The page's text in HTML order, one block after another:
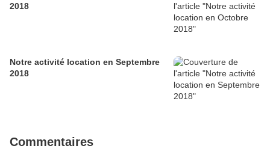
2018
Notre activité location en Septembre
2018
Commentaires